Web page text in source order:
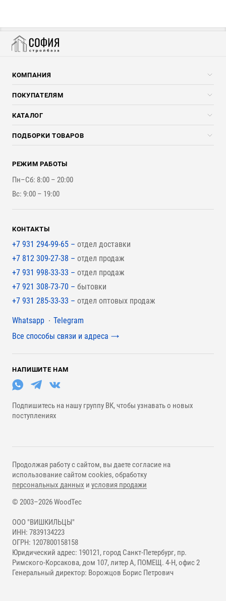
КОМПАНИЯ
Компания
Услуги
ПОКУПАТЕЛЯМ
Скидки стройкомпаниям
Доставка и разгрузка
Оплата и Возврат
Наши работы
КАТАЛОГ
Погонажные изделия
Брикеты, Дрова, Стружка
Стройматериалы
Инструменты
ПОДБОРКИ ТОВАРОВ
Для бутерброда стены
Для наружной отделки
Для покрытия крыши
РЕЖИМ РАБОТЫ
Пн–Сб: 8:00 – 20:00
Вс: 9:00 – 19:00
КОНТАКТЫ
+7 931 294-99-65 – отдел доставки
+7 812 309-27-38 – отдел продаж
+7 931 998-33-33 – отдел продаж
+7 921 308-73-70 – бытовки
+7 931 285-33-33 – отдел оптовых продаж
Мессенджеры
Whatsapp
Telegram
Все способы связи и адреса
НАПИШИТЕ НАМ
Подпишитесь на нашу группу ВК, чтобы узнавать о новых
поступлениях
© 2003–2026 WoodTec
ООО "ВИШКИЛЬЦЫ"
ИНН: 7839134223
ОГРН: 1207800158158
Юридический адрес: 190121, город Санкт-Петербург, пр.
Римского-Корсакова, дом 107, литер А, ПОМЕЩ. 4-Н, офис 2
Генеральный директор: Ворожцов Борис Петрович
Продолжая работу с сайтом, вы даете согласие на
использование сайтом cookies, обработку
персональных данных и условия продажи